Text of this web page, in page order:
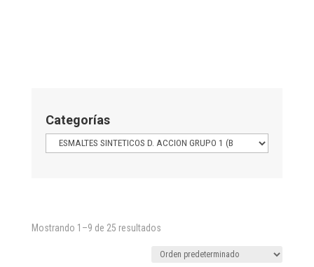
Categorías
Mostrando 1–9 de 25 resultados